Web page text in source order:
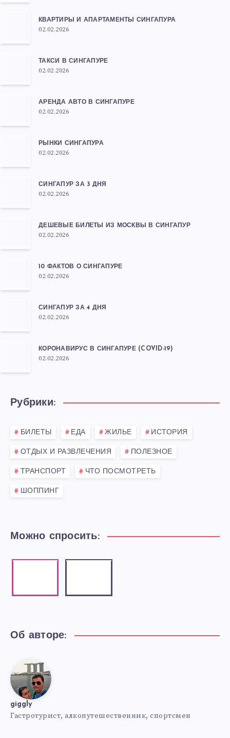
КВАРТИРЫ И АПАРТАМЕНТЫ СИНГАПУРА
02.02.2026
ТАКСИ В СИНГАПУРЕ
02.02.2026
АРЕНДА АВТО В СИНГАПУРЕ
02.02.2026
РЫНКИ СИНГАПУРА
02.02.2026
СИНГАПУР ЗА 3 ДНЯ
02.02.2026
ДЕШЕВЫЕ БИЛЕТЫ ИЗ МОСКВЫ В СИНГАПУР
02.02.2026
10 ФАКТОВ О СИНГАПУРЕ
02.02.2026
СИНГАПУР ЗА 4 ДНЯ
02.02.2026
КОРОНАВИРУС В СИНГАПУРЕ (COVID-19)
02.02.2026
Рубрики:
БИЛЕТЫ ЕДА ЖИЛЬЕ ИСТОРИЯ
ОТДЫХ И РАЗВЛЕЧЕНИЯ ПОЛЕЗНОЕ
ТРАНСПОРТ ЧТО ПОСМОТРЕТЬ
ШОППИНГ
Можно спросить:
Об авторе:
giggly
giggly
Гастротурист, алкопутешественник, спортсмен